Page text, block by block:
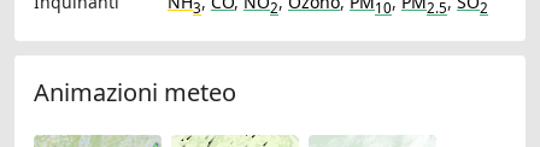
3 2 10 2.5 2
Animazioni meteo